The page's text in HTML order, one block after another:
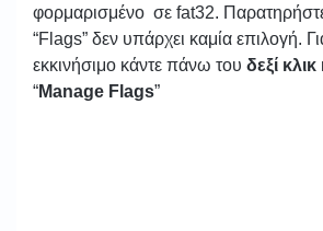
φορμαρισμένο σε fat32.
“Flags” δεν υπάρχει καμία επιλογή.
εκκινήσιμο κάντε πάνω του δεξί κλικ
“Manage Flags”